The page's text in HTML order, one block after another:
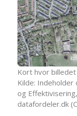
Kort hvor
Kilde:
og
datafordeler.dk